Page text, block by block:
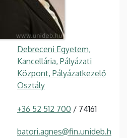
Debreceni Egyetem,
Kancellária, Pályázati
Központ, Pályázatkezelő
Osztály
+36 52 512 700 / 74161
batori.agnes@fin.unideb.h